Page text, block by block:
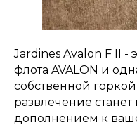
Jardines Avalon F II -
флота AVALON и
собственной
развлечение
дополнением к